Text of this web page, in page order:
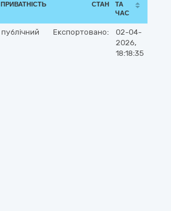
ПРИВАТНІСТЬ СТАН
ТА
ЧАС
публічний Експортовано:
02-04-
2026,
18:18:35